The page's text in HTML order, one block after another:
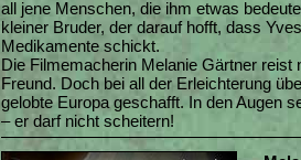
all jene Menschen, die ihm etwas
kleiner Bruder, der darauf hofft, dass
Medikamente schickt.
Die Filmemacherin Melanie Gärtner
Freund. Doch bei all der Erleichterung
gelobte Europa geschafft. In den Augen
– er darf nicht scheitern!